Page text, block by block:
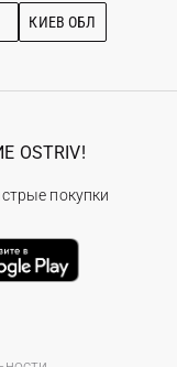
КИЕВ ОБЛ
OSTRIV!
покупки